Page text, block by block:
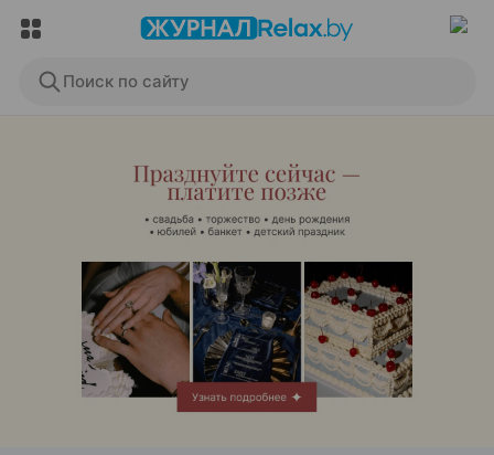
Поиск по сайту
ЭФФЕКТИВНАЯ РЕКЛАМА НА САЙТЕ